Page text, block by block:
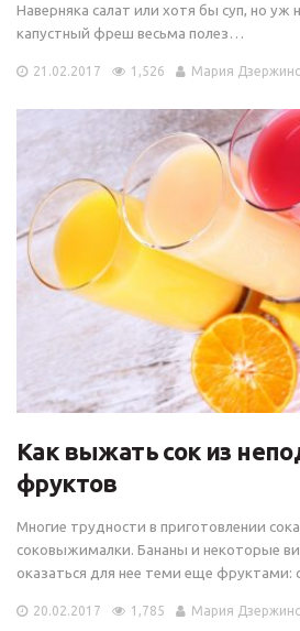
Наверняка салат или хотя бы суп, но уж
капустный фреш весьма полез…
21.02.2017 1,526 Мария
Как выжать сок из
фруктов
Многие трудности в приготовлении
соковыжималки. Бананы и некоторые
оказаться для нее теми еще
20.02.2017 1,785 Мария